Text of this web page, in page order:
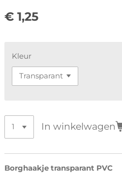
€ 1,25
Kleur
In winkelwagen
Borghaakje transparant PVC